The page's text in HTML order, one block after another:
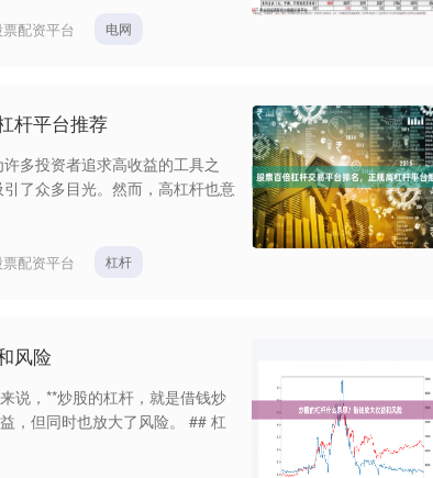
票配资平台 电网
杆平台推荐
多投资者追求高收益的工具之
了众多目光。然而，高杠杆也意
票配资平台 杠杆
风险
说，**炒股的杠杆，就是借钱炒
，但同时也放大了风险。 ## 杠